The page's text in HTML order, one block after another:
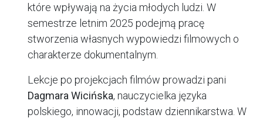
które wpływają na życia młodych ludzi. W
semestrze letnim 2025 podejmą pracę
stworzenia własnych wypowiedzi filmowych o
charakterze dokumentalnym.
Lekcje po projekcjach filmów prowadzi pani
Dagmara Wicińska, nauczycielka języka
polskiego, innowacji, podstaw dziennikarstwa. W